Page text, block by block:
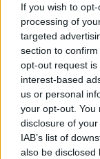
If you wish to
processing of
targeted
section to
opt-out request
interest-based
us or personal
your opt-out. You
disclosure of
IAB’s list of
also be disclosed